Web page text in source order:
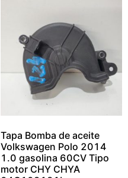
Tapa Bomba de aceite
Volkswagen Polo 2014
1.0 gasolina 60CV Tipo
motor CHY CHYA